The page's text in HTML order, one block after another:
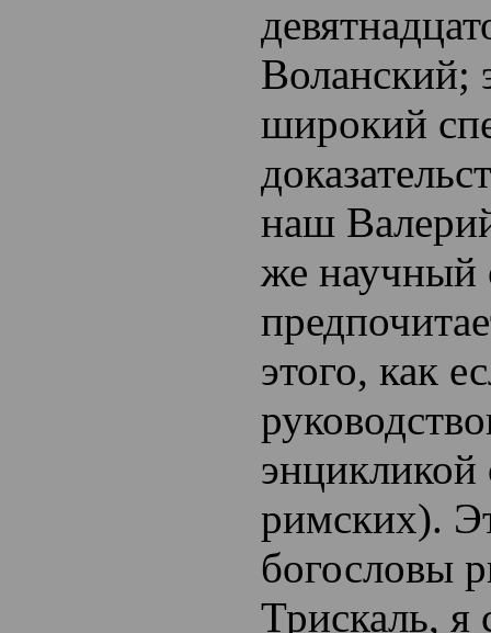
Воланский;
широкий
наш
же научный
этого, как
энцикликой
римских).
богословы
Трискаль, я